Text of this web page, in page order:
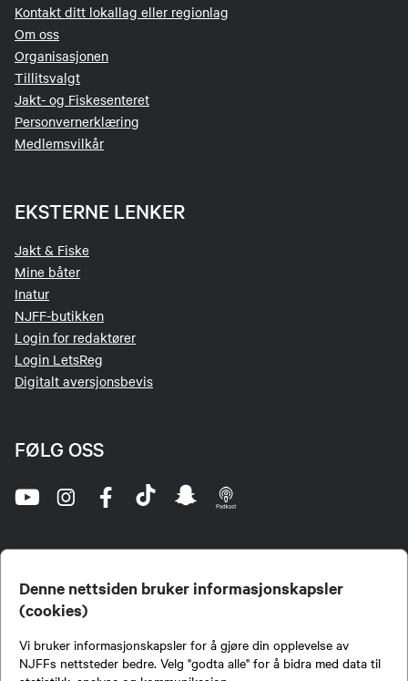
Denne nettsiden bruker informasjonskapsler
(cookies)
Vi bruker informasjonskapsler for å gjøre din opplevelse av
NJFFs nettsteder bedre. Velg "godta alle" for å bidra med data til
Kontakt ditt lokallag eller regionlag
Om oss
Organisasjonen
Tillitsvalgt
Jakt- og Fiskesenteret
Personvernerklæring
Medlemsvilkår
EKSTERNE LENKER
Jakt & Fiske
Mine båter
Inatur
NJFF-butikken
Login for redaktører
Login LetsReg
Digitalt aversjonsbevis
FØLG OSS
jegere og sportsfiskere og et av de viktigste miljøene for formidling av kunnskap om jakt og
fiske i Norge. Vi er en partipolitisk nøytral organisasjon, men har et sterkt jakt-, fiske-, og
naturpolitisk engasjement i mange saker.